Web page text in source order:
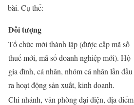
bài. Cụ thể:
Đối tượng
Tổ chức mới thành lập (được cấp mã số
thuế mới, mã số doanh nghiệp mới). Hộ
gia đình, cá nhân, nhóm cá nhân lần đầu
ra hoạt động sản xuất, kinh doanh.
Chi nhánh, văn phòng đại diện, địa điểm